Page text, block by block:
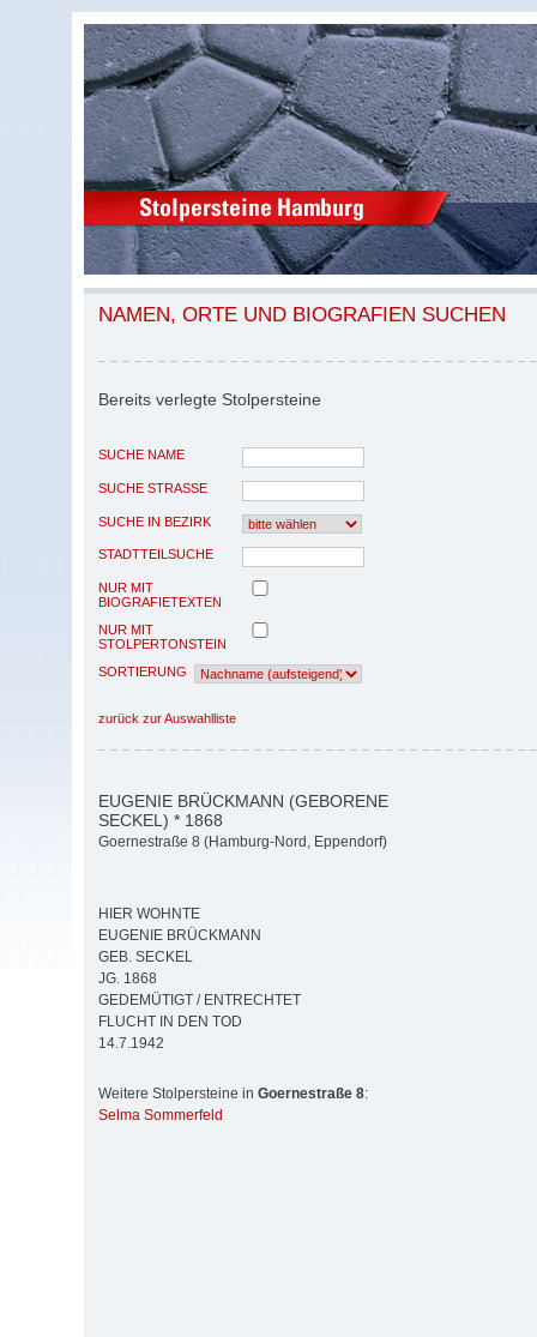
NAMEN, ORTE UND BIOGRAFIEN SUCHEN
Bereits verlegte Stolpersteine
SUCHE NAME
SUCHE STRASSE
SUCHE IN BEZIRK
STADTTEILSUCHE
NUR MIT
BIOGRAFIETEXTEN
NUR MIT
STOLPERTONSTEIN
SORTIERUNG
zurück zur Auswahlliste
EUGENIE BRÜCKMANN (GEBORENE
SECKEL) * 1868
Goernestraße 8 (Hamburg-Nord, Eppendorf)
HIER WOHNTE
EUGENIE BRÜCKMANN
GEB. SECKEL
JG. 1868
GEDEMÜTIGT / ENTRECHTET
FLUCHT IN DEN TOD
14.7.1942
Weitere Stolpersteine in Goernestraße 8:
Selma Sommerfeld